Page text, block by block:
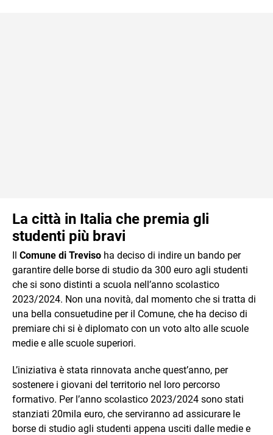
La città in Italia che premia gli
studenti più bravi
Il Comune di Treviso ha deciso di indire un bando per
garantire delle borse di studio da 300 euro agli studenti
che si sono distinti a scuola nell’anno scolastico
2023/2024. Non una novità, dal momento che si tratta di
una bella consuetudine per il Comune, che ha deciso di
premiare chi si è diplomato con un voto alto alle scuole
medie e alle scuole superiori.
L’iniziativa è stata rinnovata anche quest’anno, per
sostenere i giovani del territorio nel loro percorso
formativo. Per l’anno scolastico 2023/2024 sono stati
stanziati 20mila euro, che serviranno ad assicurare le
borse di studio agli studenti appena usciti dalle medie e